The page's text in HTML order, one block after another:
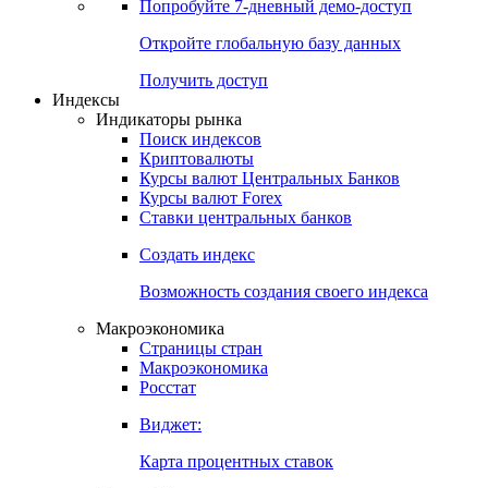
Попробуйте 7-дневный демо-доступ
Откройте глобальную базу данных
Получить доступ
Индексы
Индикаторы рынка
Поиск индексов
Криптовалюты
Курсы валют Центральных Банков
Курсы валют Forex
Ставки центральных банков
Создать индекс
Возможность создания своего индекса
Макроэкономика
Страницы стран
Макроэкономика
Росстат
Виджет:
Карта процентных ставок